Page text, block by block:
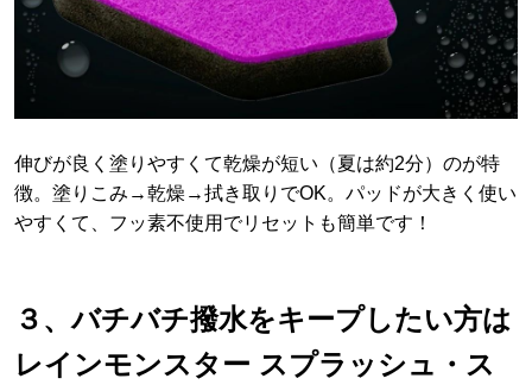
伸びが良く塗りやすくて乾燥が短い（夏は約2分）のが特
徴。塗りこみ→乾燥→拭き取りでOK。パッドが大きく使い
やすくて、フッ素不使用でリセットも簡単です！
３、バチバチ撥水をキープしたい方は
レインモンスター スプラッシュ・ス